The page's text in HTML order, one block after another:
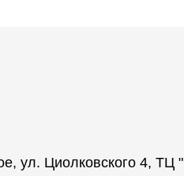
ул. Циолковского 4, ТЦ